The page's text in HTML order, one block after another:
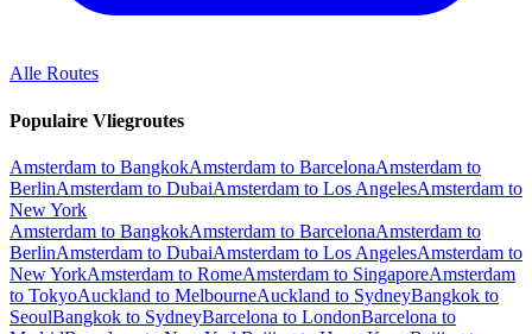
Alle Routes
Populaire Vliegroutes
Amsterdam to BangkokAmsterdam to BarcelonaAmsterdam to
BerlinAmsterdam to DubaiAmsterdam to Los AngelesAmsterdam to
New York
Amsterdam to BangkokAmsterdam to BarcelonaAmsterdam to
BerlinAmsterdam to DubaiAmsterdam to Los AngelesAmsterdam to
New YorkAmsterdam to RomeAmsterdam to SingaporeAmsterdam
to TokyoAuckland to MelbourneAuckland to SydneyBangkok to
SeoulBangkok to SydneyBarcelona to LondonBarcelona to